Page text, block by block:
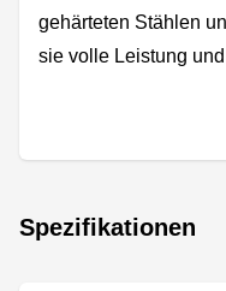
gehärteten Stählen
sie volle Leistung
Spezifikationen